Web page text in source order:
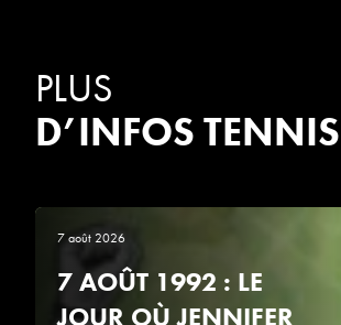
PLUS
D’INFOS TENNIS
7 août 2026
7 AOÛT 1992 : LE
JOUR OÙ JENNIFER